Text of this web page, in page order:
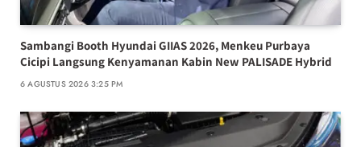
Sambangi Booth Hyundai GIIAS 2026, Menkeu Purbaya
Cicipi Langsung Kenyamanan Kabin New PALISADE Hybrid
6 AGUSTUS 2026 3:25 PM